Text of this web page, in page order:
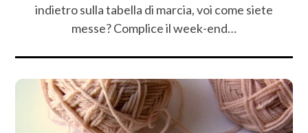
indietro sulla tabella di marcia, voi come siete
messe? Complice il week-end…